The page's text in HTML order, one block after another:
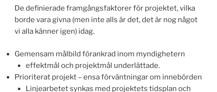
De definierade framgångsfaktorer för projektet, vilka
borde vara givna (men inte alls är det, det är nog något
vi alla känner igen) idag.
Gemensam målbild förankrad inom myndighetern
effektmål och projektmål underlättade.
Prioriterat projekt – ensa förväntningar om innebörden
Linjearbetet synkas med projektets tidsplan och